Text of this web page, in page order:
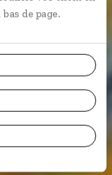
de page.